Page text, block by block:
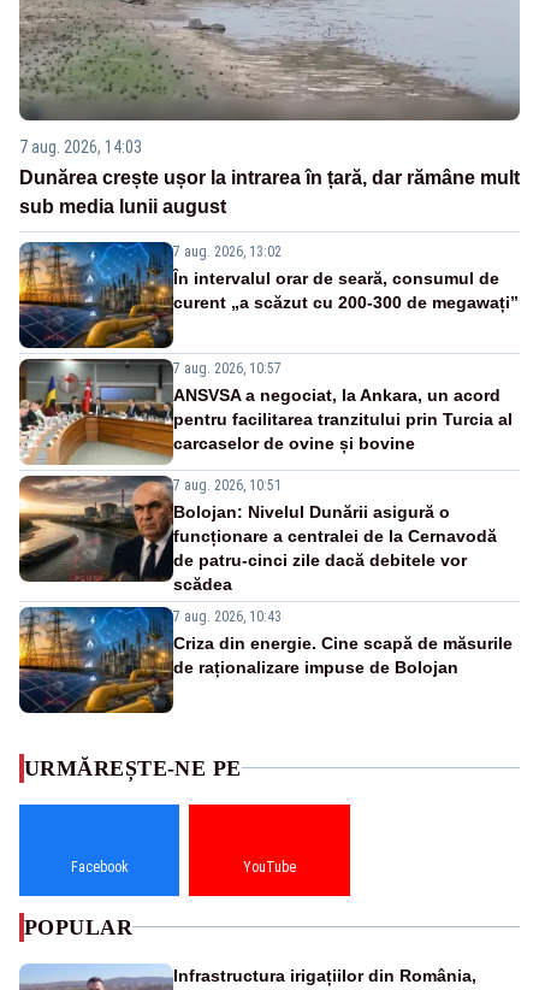
7 aug. 2026, 14:03
Dunărea crește ușor la intrarea în țară, dar rămâne mult
sub media lunii august
7 aug. 2026, 13:02
În intervalul orar de seară, consumul de
curent „a scăzut cu 200-300 de megawați”
7 aug. 2026, 10:57
ANSVSA a negociat, la Ankara, un acord
pentru facilitarea tranzitului prin Turcia al
carcaselor de ovine și bovine
7 aug. 2026, 10:51
Bolojan: Nivelul Dunării asigură o
funcționare a centralei de la Cernavodă
de patru-cinci zile dacă debitele vor
scădea
7 aug. 2026, 10:43
Criza din energie. Cine scapă de măsurile
de raționalizare impuse de Bolojan
URMĂREȘTE-NE PE
Facebook YouTube
POPULAR
Infrastructura irigațiilor din România,